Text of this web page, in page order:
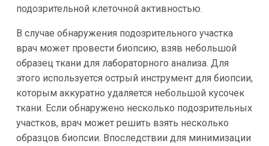
подозрительной клеточной активностью.
В случае обнаружения подозрительного участка
врач может провести биопсию, взяв небольшой
образец ткани для лабораторного анализа. Для
этого используется острый инструмент для биопсии,
которым аккуратно удаляется небольшой кусочек
ткани. Если обнаружено несколько подозрительных
участков, врач может решить взять несколько
образцов биопсии. Впоследствии для минимизации